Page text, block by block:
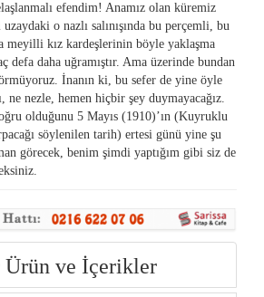
efendim! Anamız olan küremiz
uzaydaki o nazlı salınışında bu perçemli, bu
meyilli kız kardeşlerinin böyle yaklaşma
daha uğramıştır. Ama üzerinde bundan
İnanın ki, bu sefer de yine öyle
ne nezle, hemen hiçbir şey duymayacağız.
olduğunu 5 Mayıs (1910)’ın (Kuyruklu
söylenilen tarih) ertesi günü yine şu
görecek, benim şimdi yaptığım gibi siz de
ve İçerikler